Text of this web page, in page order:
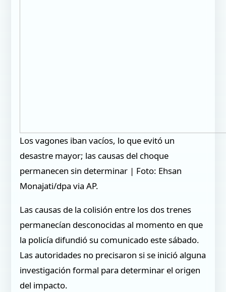
Los vagones iban vacíos, lo que evitó un
desastre mayor; las causas del choque
permanecen sin determinar | Foto: Ehsan
Monajati/dpa via AP.
Las causas de la colisión entre los dos trenes
permanecían desconocidas al momento en que
la policía difundió su comunicado este sábado.
Las autoridades no precisaron si se inició alguna
investigación formal para determinar el origen
del impacto.